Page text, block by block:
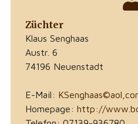
Züchter
Klaus Senghaas
Austr. 6
74196 Neuenstadt
E-Mail:
Homepage: http://